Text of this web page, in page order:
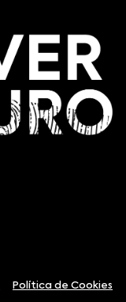
Política de Cookies